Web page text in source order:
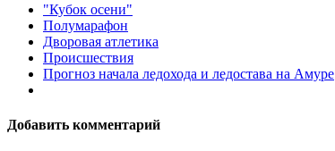
"Кубок осени"
Полумарафон
Дворовая атлетика
Происшествия
Прогноз начала ледохода и ледостава на Амуре
Добавить комментарий